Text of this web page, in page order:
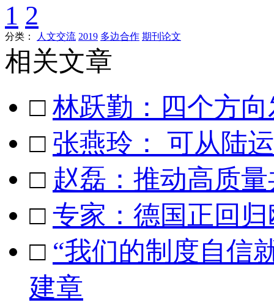
1 2
分类： 人文交流 2019 多边合作 期刊论文
相关文章
□ 林跃勤：四个方
□ 张燕玲： 可从陆
□ 赵磊：推动高质
□ 专家：德国正回
□ “我们的制度自信
建章